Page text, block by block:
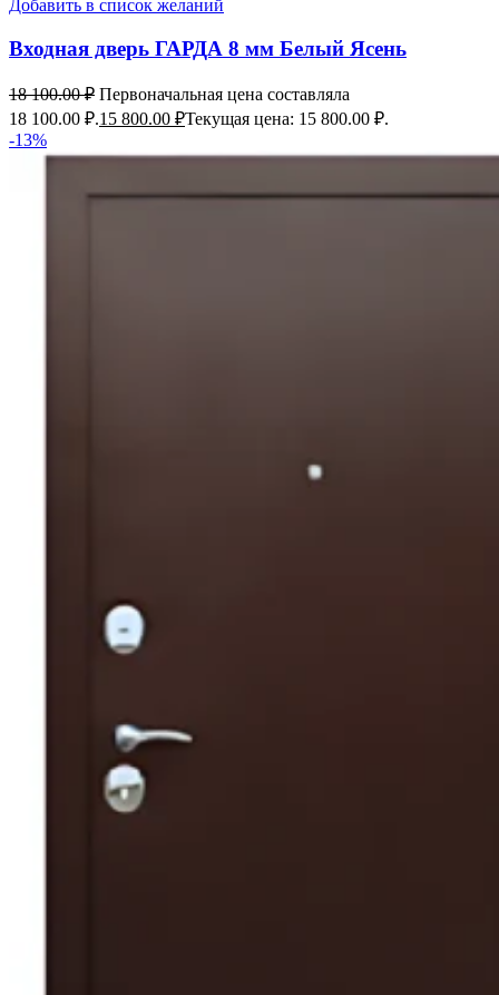
Добавить в список желаний
Входная дверь ГАРДА 8 мм Белый Ясень
18 100.00₽ Первоначальная цена составляла
18 100.00 ₽.15 800.00 ₽Текущая цена: 15 800.00 ₽.
-13%